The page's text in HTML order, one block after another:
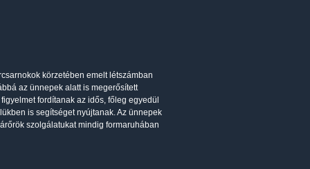
körzetében emelt létszámban
az ünnepek alatt is megerősített
fordítanak az idős, főleg egyedül
is segítséget nyújtanak. Az ünnepek
szolgálatukat mindig formaruhában